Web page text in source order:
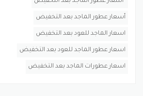
أسعار عطور الماجد بعد التخفيض
اسعار الماجد للعود بعد التخفيض
اسعار عطور الماجد للعود بعد التخفيض
اسعار عطورات الماجد بعد التخفيض